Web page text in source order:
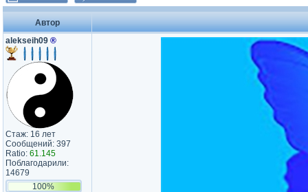
Автор
alekseih09 ®
Стаж: 16 лет
Сообщений: 397
Ratio: 61.145
Поблагодарили:
14679
100%